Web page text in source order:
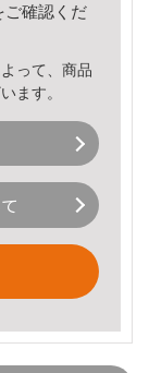
ご確認くだ
って、商品
ます。